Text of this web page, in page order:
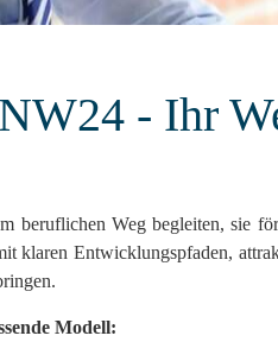
- Ihr
beruflichen Weg begleiten, sie
klaren Entwicklungspfaden,
Modell: